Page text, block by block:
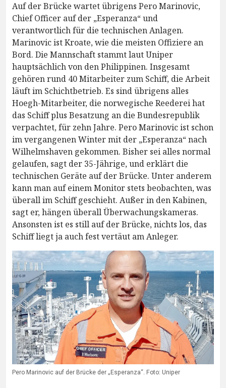
Auf der Brücke wartet übrigens Pero Marinovic,
Chief Officer auf der „Esperanza“ und
verantwortlich für die technischen Anlagen.
Marinovic ist Kroate, wie die meisten Offiziere an
Bord. Die Mannschaft stammt laut Uniper
hauptsächlich von den Philippinen. Insgesamt
gehören rund 40 Mitarbeiter zum Schiff, die Arbeit
läuft im Schichtbetrieb. Es sind übrigens alles
Hoegh-Mitarbeiter, die norwegische Reederei hat
das Schiff plus Besatzung an die Bundesrepublik
verpachtet, für zehn Jahre. Pero Marinovic ist schon
im vergangenen Winter mit der „Esperanza“ nach
Wilhelmshaven gekommen. Bisher sei alles normal
gelaufen, sagt der 35-Jährige, und erklärt die
technischen Geräte auf der Brücke. Unter anderem
kann man auf einem Monitor stets beobachten, was
überall im Schiff geschieht. Außer in den Kabinen,
sagt er, hängen überall Überwachungskameras.
Ansonsten ist es still auf der Brücke, nichts los, das
Schiff liegt ja auch fest vertäut am Anleger.
Pero Marinovic auf der Brücke der „Esperanza“. Foto: Uniper